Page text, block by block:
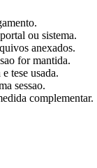
ou sistema.
anexados.
for mantida.
tese usada.
sessao.
complementar.